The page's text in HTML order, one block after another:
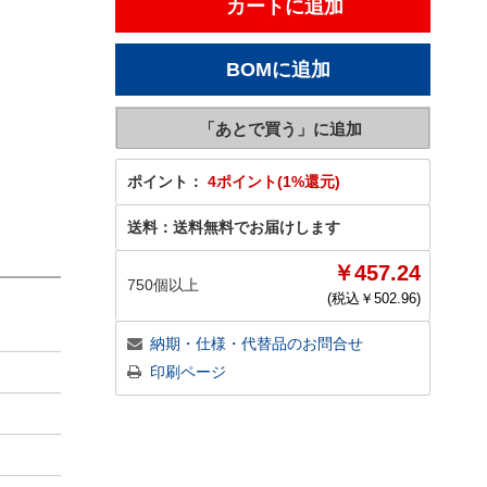
ポイント： 4ポイント(1%還元)
送料： 送料無料でお届けします
750個以上 ￥457.24
(税込￥ 502.96)
納期・仕様・代替品のお問合せ
印刷ページ